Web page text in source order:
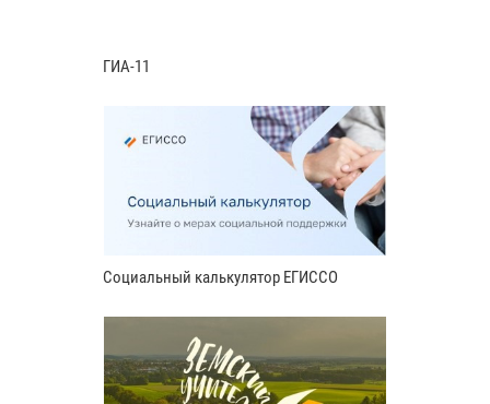
ГИА-11
Социальный калькулятор ЕГИССО